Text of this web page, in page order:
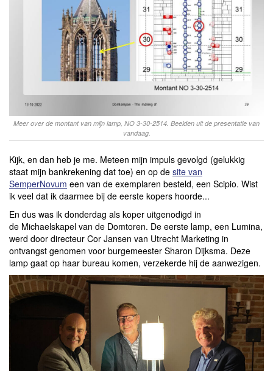
Meer over de montant van mijn lamp, NO 3-30-2514. Beelden uit de presentatie van
vandaag.
Kijk, en dan heb je me. Meteen mijn impuls gevolgd (gelukkig
staat mijn bankrekening dat toe) en op de site van
SemperNovum een van de exemplaren besteld, een Scipio. Wist
ik veel dat ik daarmee bij de eerste kopers hoorde...
En dus was ik donderdag als koper uitgenodigd in
de Michaelskapel van de Domtoren. De eerste lamp, een Lumina,
werd door directeur Cor Jansen van Utrecht Marketing in
ontvangst genomen voor burgemeester Sharon Dijksma. Deze
lamp gaat op haar bureau komen, verzekerde hij de aanwezigen.